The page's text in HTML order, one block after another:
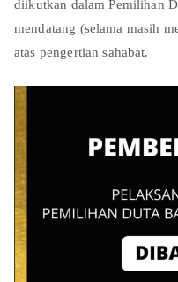
diikutkan dalam Pemilihan
mendatang (selama masih
atas pengertian sahabat.